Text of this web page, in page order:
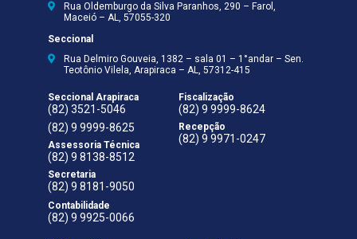
Rua Oldemburgo da Silva Paranhos, 290 – Farol,
Maceió – AL, 57055-320
Seccional
Rua Delmiro Gouveia, 1382 – sala 01 – 1°andar – Sen.
Teotônio Vilela, Arapiraca – AL, 57312-415
Seccional Arapiraca
(82) 3521-5046
(82) 9 9999-8625
Assessoria Técnica
(82) 9 8138-8512
Secretaria
(82) 9 8181-9050
Contabilidade
(82) 9 9925-0066
Fiscalização
(82) 9 9999-8624
Recepção
(82) 9 9971-0247